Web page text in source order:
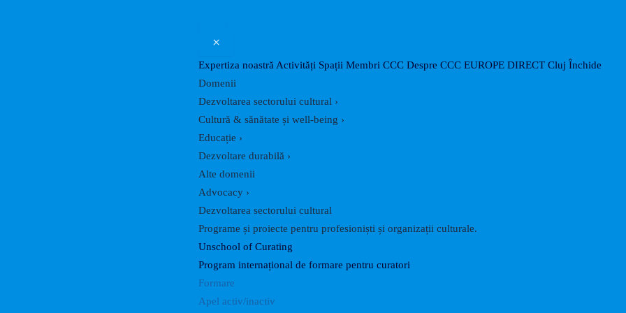
×
Expertiza noastră Activități Spații Membri CCC Despre CCC EUROPE DIRECT Cluj Închide
Domenii
Dezvoltarea sectorului cultural ›
Cultură & sănătate și well-being ›
Educație ›
Dezvoltare durabilă ›
Alte domenii
Advocacy ›
Dezvoltarea sectorului cultural
Programe și proiecte pentru profesioniști și organizații culturale.
Unschool of Curating
Program internațional de formare pentru curatori
Formare
Apel activ/inactiv